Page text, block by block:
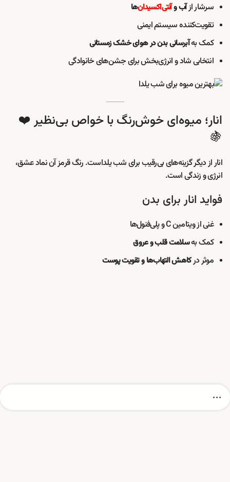
سرشار ازآب وآنتی‌اکسیدان‌ها
تقویت‌کننده سیستم ایمنی
کمک بهآبرسانی بدن در هوای خشک زمستانی
انتخابی شاد و انرژی‌بخش برای جشن‌های خانوادگی
انار؛ میوه‌ای خوش‌رنگ با خواص بی‌نظیر ❤️
🍇
انار از دیگر گزینه‌های بی‌رقیب برای شب یلداست. رنگ قرمز آن نماد عشق،
انرژی و زندگی است.
فواید انار برای بدن
غنی از ویتامین C و پلی‌فنول‌ها
کمک بهسلامت قلب و عروق
موثر درکاهش التهاب‌ها و تقویت پوست